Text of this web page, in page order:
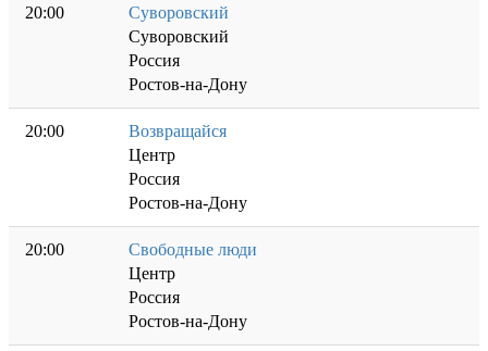
20:00
Суворовский
Суворовский
Россия
Ростов-на-Дону
20:00
Возвращайся
Центр
Россия
Ростов-на-Дону
20:00
Свободные люди
Центр
Россия
Ростов-на-Дону